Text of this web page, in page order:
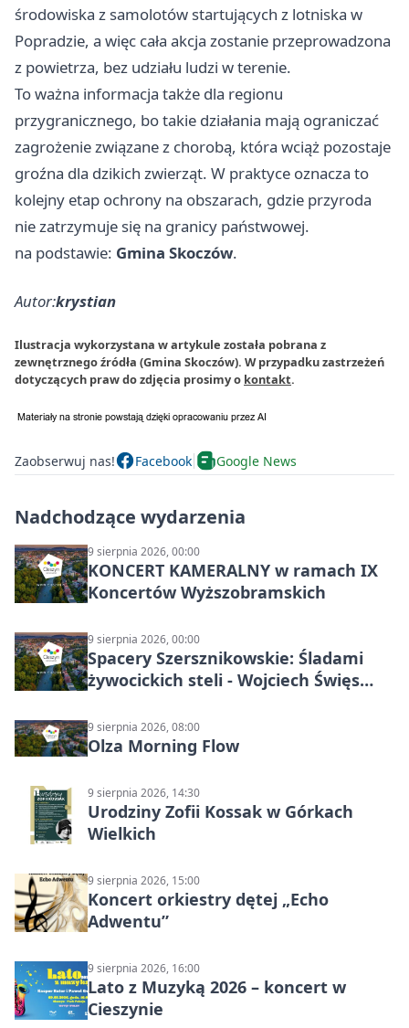
środowiska z samolotów startujących z lotniska w
Popradzie, a więc cała akcja zostanie przeprowadzona
z powietrza, bez udziału ludzi w terenie.
To ważna informacja także dla regionu
przygranicznego, bo takie działania mają ograniczać
zagrożenie związane z chorobą, która wciąż pozostaje
groźna dla dzikich zwierząt. W praktyce oznacza to
kolejny etap ochrony na obszarach, gdzie przyroda
nie zatrzymuje się na granicy państwowej.
na podstawie: Gmina Skoczów.
Autor:krystian
Ilustracja wykorzystana w artykule została pobrana z
zewnętrznego źródła (Gmina Skoczów). W przypadku zastrzeżeń
dotyczących praw do zdjęcia prosimy o kontakt.
Zaobserwuj nas! Facebook Google News
Nadchodzące wydarzenia
9 sierpnia 2026, 00:00
KONCERT KAMERALNY w ramach IX
Koncertów Wyższobramskich
9 sierpnia 2026, 00:00
Spacery Szersznikowskie: Śladami
żywocickich steli - Wojciech Święs
9 sierpnia 2026, 08:00
Olza Morning Flow
9 sierpnia 2026, 14:30
Urodziny Zofii Kossak w Górkach
Wielkich
9 sierpnia 2026, 15:00
Koncert orkiestry dętej „Echo
Adwentu”
9 sierpnia 2026, 16:00
Lato z Muzyką 2026 – koncert w
Cieszynie